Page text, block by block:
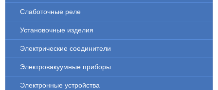
Слаботочные реле
Установочные изделия
Электрические соединители
Электровакуумные приборы
Электронные устройства